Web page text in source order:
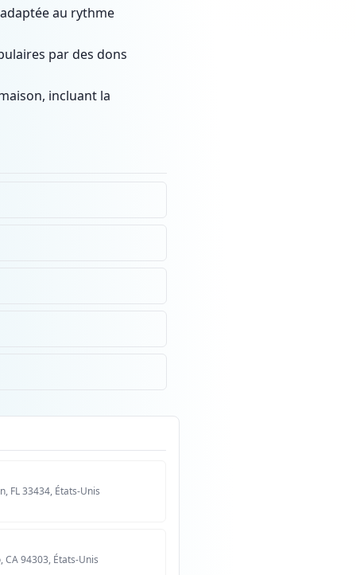
au rythme
par des dons
incluant la
FL 33434, États-Unis
CA 94303, États-Unis